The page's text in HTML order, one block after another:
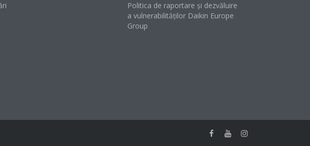
Politica de raportare și dezvăluire
a vulnerabilităților Daikin Europe
Group